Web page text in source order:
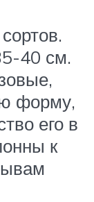
40 см.
форму,
его в
к